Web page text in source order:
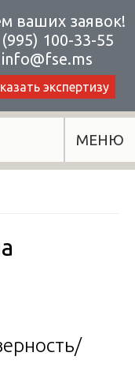
ваших заявок!
100-33-55
info@fse.ms
экспертизу
МЕНЮ